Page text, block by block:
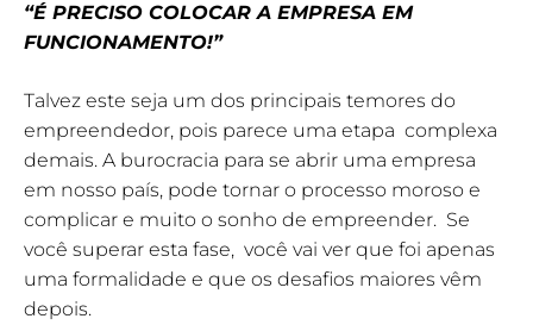
“É PRECISO COLOCAR A EMPRESA EM
FUNCIONAMENTO!”
Talvez este seja um dos principais temores do
empreendedor, pois parece uma etapa complexa
demais. A burocracia para se abrir uma empresa
em nosso país, pode tornar o processo moroso e
complicar e muito o sonho de empreender. Se
você superar esta fase, você vai ver que foi apenas
uma formalidade e que os desafios maiores vêm
depois.